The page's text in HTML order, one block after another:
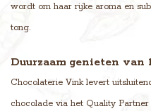
wordt om haar rijke aroma en
tong.
Duurzaam genieten van
Chocolaterie Vink levert
chocolade via het Quality